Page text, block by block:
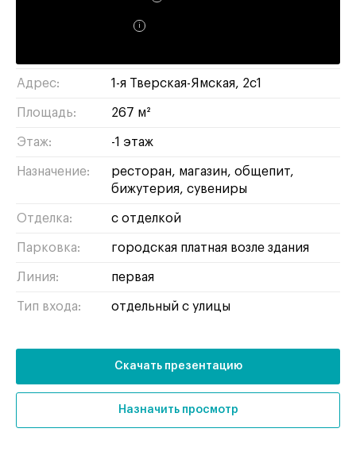
Адрес: 1-я Тверская-Ямская, 2с1
Площадь: 267 м²
Этаж: -1 этаж
Назначение: ресторан магазин общепит
бижутерия сувениры
Отделка: с отделкой
Парковка: городская платная возле здания
Линия: первая
Тип входа: отдельный с улицы
Скачать презентацию
Назначить просмотр